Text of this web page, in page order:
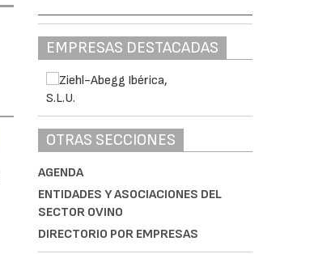
EMPRESAS DESTACADAS
OTRAS SECCIONES
AGENDA
ENTIDADES Y ASOCIACIONES DEL
SECTOR OVINO
DIRECTORIO POR EMPRESAS